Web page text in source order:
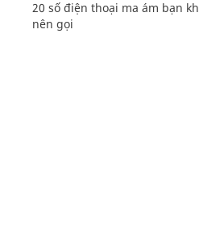
20 số điện thoại ma ám bạn
nên gọi